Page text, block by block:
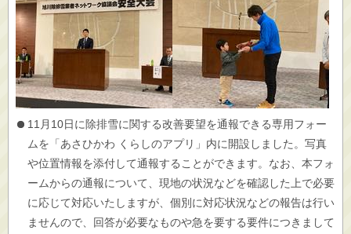
11月10日に除排雪に関する改善要望を通報できる専用フォー
ムを「あさひかわ くらしのアプリ」内に開設しました。写真
や位置情報を添付して通報することができます。なお、本フォ
ームからの通報について、現地の状況などを確認した上で必要
に応じて対応いたしますが、個別に対応状況などの報告は行い
ませんので、回答が必要なものや急を要する要件につきまして